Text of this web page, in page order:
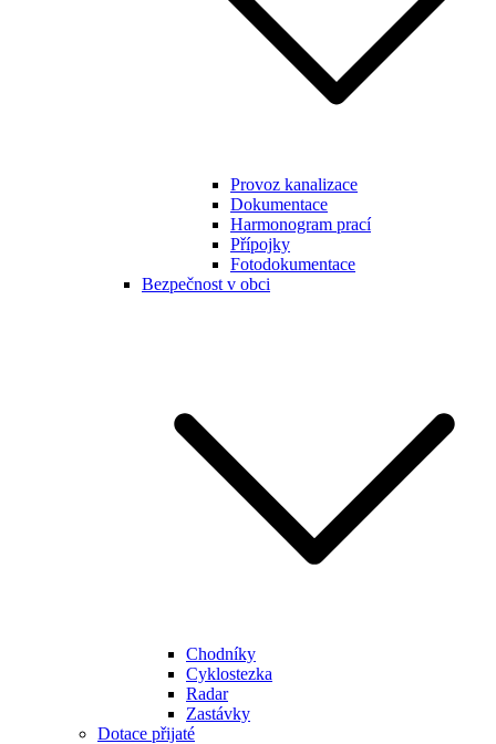
Provoz kanalizace
Dokumentace
Harmonogram prací
Přípojky
Fotodokumentace
Bezpečnost v obci
Chodníky
Cyklostezka
Radar
Zastávky
Dotace přijaté